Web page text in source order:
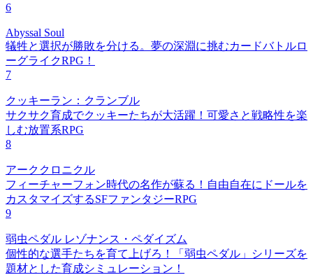
6
Abyssal Soul
犠牲と選択が勝敗を分ける。夢の深淵に挑むカードバトルロ
ーグライクRPG！
7
クッキーラン：クランブル
サクサク育成でクッキーたちが大活躍！可愛さと戦略性を楽
しむ放置系RPG
8
アーククロニクル
フィーチャーフォン時代の名作が蘇る！自由自在にドールを
カスタマイズするSFファンタジーRPG
9
弱虫ペダル レゾナンス・ペダイズム
個性的な選手たちを育て上げろ！「弱虫ペダル」シリーズを
題材とした育成シミュレーション！